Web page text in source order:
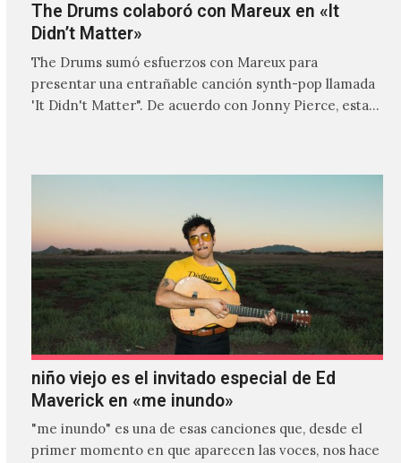
The Drums colaboró con Mareux en «It
Didn’t Matter»
The Drums sumó esfuerzos con Mareux para
presentar una entrañable canción synth-pop llamada
'It Didn't Matter". De acuerdo con Jonny Pierce, esta
niño viejo es el invitado especial de Ed
Maverick en «me inundo»
"me inundo" es una de esas canciones que, desde el
primer momento en que aparecen las voces, nos hace